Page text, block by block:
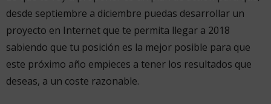
desde septiembre a diciembre puedas desarrollar un
proyecto en Internet que te permita llegar a 2018
sabiendo que tu posición es la mejor posible para que
este próximo año empieces a tener los resultados que
deseas, a un coste razonable.